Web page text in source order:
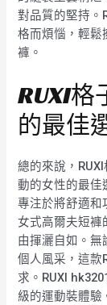
對品質的堅持。
格而煩惱，輕鬆
褲。
RUXI格
的最佳
總的來說，
動的女性的最佳
專注於將舒適和
女式高爾夫短褲
由揮灑自如。無
個人風采，這款
求。RUXI
級的運動裝體驗